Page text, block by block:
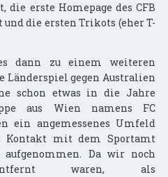
erste Homepage des CFB
die ersten Trikots (eher T-
dann zu einem weiteren
Länderspiel gegen Australien
schon etwas in die Jahre
aus Wien namens FC
ein angemessenes Umfeld
Kontakt mit dem Sportamt
aufgenommen. Da wir noch
waren, als